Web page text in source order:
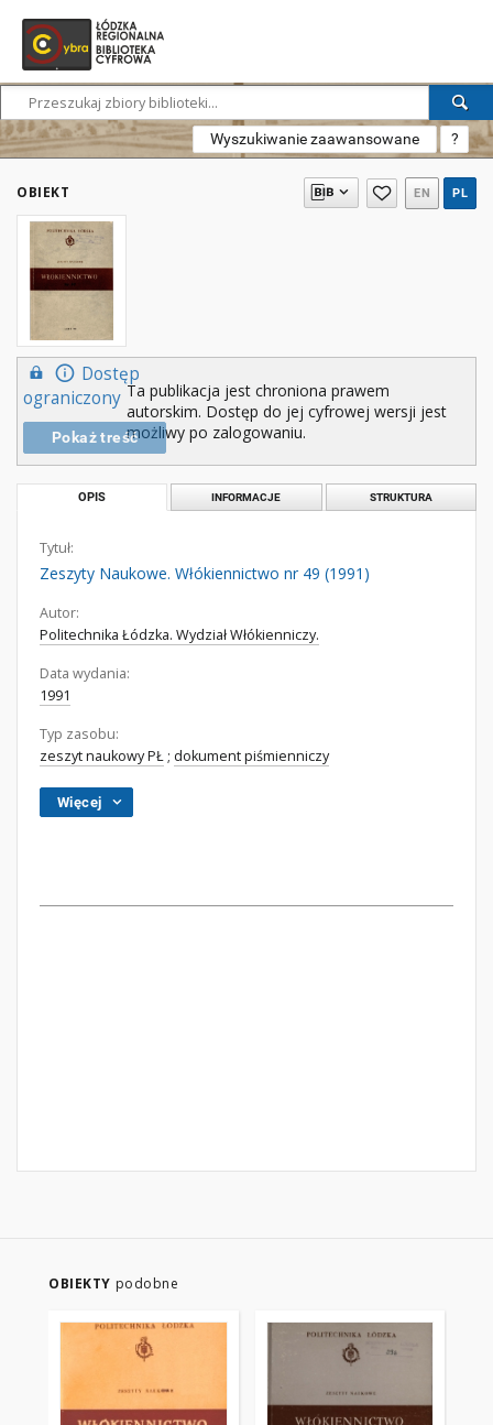
Wyszukiwanie zaawansowane ?
OBIEKT EN PL
Dostęp
ograniczony
Pokaż treść
Ta publikacja jest chroniona prawem
autorskim. Dostęp do jej cyfrowej wersji jest
możliwy po zalogowaniu.
OPIS INFORMACJE STRUKTURA
Tytuł:
Zeszyty Naukowe. Włókiennictwo nr 49 (1991)
Autor:
Politechnika Łódzka. Wydział Włókienniczy.
Data wydania:
1991
Typ zasobu:
zeszyt naukowy PŁ ; dokument piśmienniczy
Więcej
OBIEKTY podobne